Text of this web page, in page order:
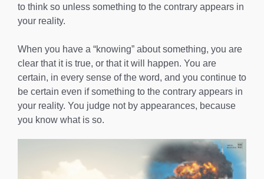
to think so unless something to the contrary appears in
your reality.
When you have a “knowing” about something, you are
clear that it is true, or that it will happen. You are
certain, in every sense of the word, and you continue to
be certain even if something to the contrary appears in
your reality. You judge not by appearances, because
you know what is so.